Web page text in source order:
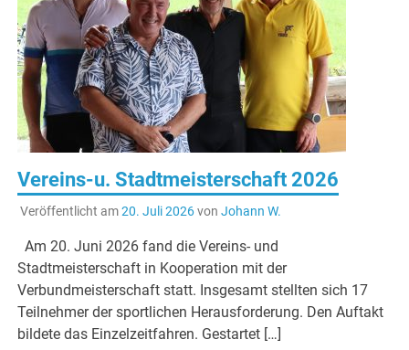
Vereins-u. Stadtmeisterschaft 2026
Veröffentlicht am20. Juli 2026von Johann W.
Am 20. Juni 2026 fand die Vereins- und
Stadtmeisterschaft in Kooperation mit der
Verbundmeisterschaft statt. Insgesamt stellten sich 17
Teilnehmer der sportlichen Herausforderung. Den Auftakt
bildete das Einzelzeitfahren. Gestartet […]